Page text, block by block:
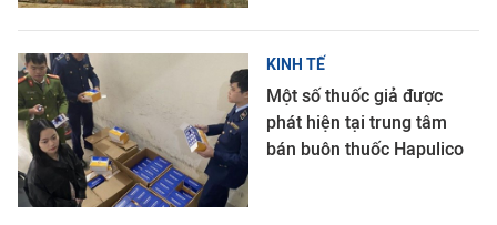
KINH TẾ
Một số thuốc giả được
phát hiện tại trung tâm
bán buôn thuốc Hapulico